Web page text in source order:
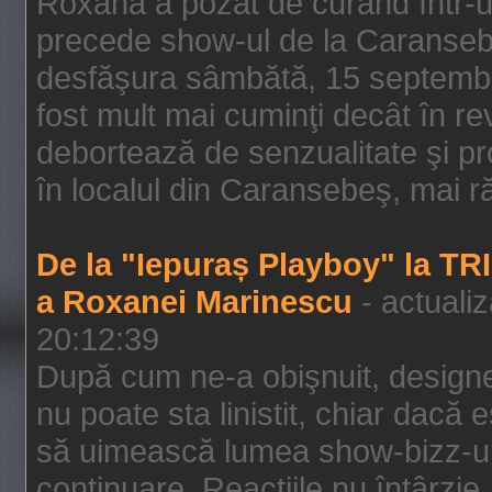
precede show-ul de la
desfăşura sâmbătă, 15
fost mult mai cuminţi decât în
debortează de senzualitate şi
în localul din Caransebeş, mai
De la "Iepuraș Playboy" la
a Roxanei Marinescu -
20:12:39
După cum ne-a obişnuit,
nu poate sta linistit, chiar dacă
să uimească lumea show-bizz-